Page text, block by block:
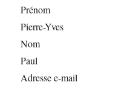
Prénom
Pierre-Yves
Nom
Paul
Adresse e-mail